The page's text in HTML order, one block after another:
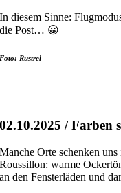
In diesem Sinne:
die Post… 😀
Foto: Rustrel
02.10.2025 / Farben
Manche Orte schenken uns
Roussillon: warme
an den Fensterläden und